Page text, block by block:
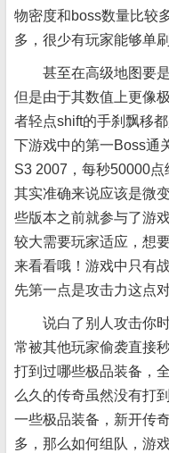
物密度和boss数量比较
多，很少有玩家能够单
甚至在高级地图要是
但是由于其数值上更像
者轻点shift的手刹飘移
下游戏中的第一Boss通
S3 2007，每秒50000点
其实准确来说应该是微
些版本之前就参与了游
较大需要玩家适应，想
来看看哦！游戏中只有
先第一点是攻击力这点
说白了别人攻击你时
常被其他玩家偷袭直接
打到过哪些极品装备，
么久的传奇虽然没有打
一些极品装备，新开传
多，那么如何组队，游